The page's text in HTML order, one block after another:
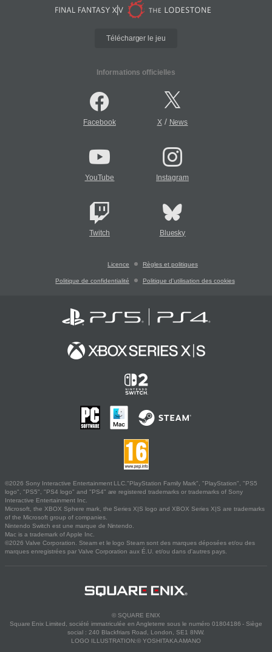
Télécharger le jeu
Informations officielles
Facebook X/ News
YouTube Instagram
Twitch Bluesky
Licence Règles et politiques
Politique de confidentialité Politique d'utilisation des cookies
©2026 Sony Interactive Entertainment LLC."PlayStation Family Mark", "PlayStation", "PS5
logo", "PS5", "PS4 logo" and "PS4" are registered trademarks or trademarks of Sony
Interactive Entertainment Inc.
Microsoft, the XBOX Sphere mark, the Series X|S logo and XBOX Series X|S are trademarks
of the Microsoft group of companies.
Nintendo Switch est une marque de Nintendo.
Mac is a trademark of Apple Inc.
©2026 Valve Corporation. Steam et le logo Steam sont des marques déposées et/ou des
marques enregistrées par Valve Corporation aux É.U. et/ou dans d'autres pays.
© SQUARE ENIX
Square Enix Limited, société immatriculée en Angleterre sous le numéro 01804186 - Siège
social : 240 Blackfriars Road, London, SE1 8NW.
LOGO ILLUSTRATION:© YOSHITAKA AMANO